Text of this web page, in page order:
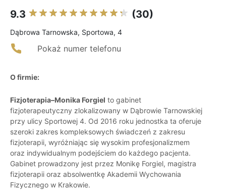
9.3 (30)
Dąbrowa Tarnowska, Sportowa, 4
Pokaż numer telefonu
O firmie:
Fizjoterapia–Monika Forgiel to gabinet
fizjoterapeutyczny zlokalizowany w Dąbrowie Tarnowskiej
przy ulicy Sportowej 4. Od 2016 roku jednostka ta oferuje
szeroki zakres kompleksowych świadczeń z zakresu
fizjoterapii, wyróżniając się wysokim profesjonalizmem
oraz indywidualnym podejściem do każdego pacjenta.
Gabinet prowadzony jest przez Monikę Forgiel, magistra
fizjoterapii oraz absolwentkę Akademii Wychowania
Fizycznego w Krakowie.